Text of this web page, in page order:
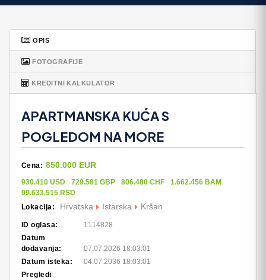
OPIS
FOTOGRAFIJE
KREDITNI KALKULATOR
APARTMANSKA KUĆA S
POGLEDOM NA MORE
Cena: 850.000 EUR
930.410 USD 729.581 GBP 806.480 CHF
1.662.456 BAM
99.633.515 RSD
Lokacija:
Hrvatska Istarska Kršan
ID oglasa:
1114828
Datum
dodavanja:
07.07.2026 18:03:01
Datum isteka:
04.07.2036 18:03:01
Pregledi